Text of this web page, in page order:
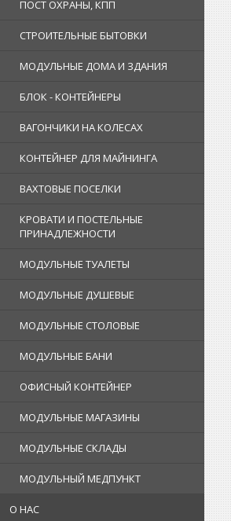
ПОСТ ОХРАНЫ, КПП
СТРОИТЕЛЬНЫЕ БЫТОВКИ
МОДУЛЬНЫЕ ДОМА И ЗДАНИЯ
БЛОК - КОНТЕЙНЕРЫ
ВАГОНЧИКИ НА КОЛЕСАХ
КОНТЕЙНЕР ДЛЯ МАЙНИНГА
ВАХТОВЫЕ ПОСЕЛКИ
КРОВАТИ И ПОСТЕЛЬНЫЕ
ПРИНАДЛЕЖНОСТИ
МОДУЛЬНЫЕ ТУАЛЕТЫ
МОДУЛЬНЫЕ ДУШЕВЫЕ
МОДУЛЬНЫЕ СТОЛОВЫЕ
МОДУЛЬНЫЕ БАНИ
ОФИСНЫЙ КОНТЕЙНЕР
МОДУЛЬНЫЕ МАГАЗИНЫ
МОДУЛЬНЫЕ СКЛАДЫ
МОДУЛЬНЫЙ МЕДПУНКТ
О НАС